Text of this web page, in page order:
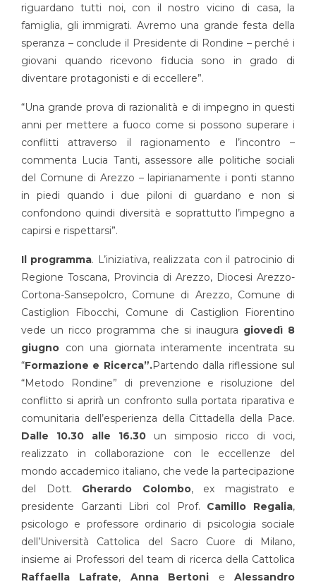
riguardano tutti noi, con il nostro vicino di casa, la
famiglia, gli immigrati. Avremo una grande festa della
speranza – conclude il Presidente di Rondine – perché i
giovani quando ricevono fiducia sono in grado di
diventare protagonisti e di eccellere”.
“Una grande prova di razionalità e di impegno in questi
anni per mettere a fuoco come si possono superare i
conflitti attraverso il ragionamento e l’incontro –
commenta Lucia Tanti, assessore alle politiche sociali
del Comune di Arezzo – lapirianamente i ponti stanno
in piedi quando i due piloni di guardano e non si
confondono quindi diversità e soprattutto l’impegno a
capirsi e rispettarsi”.
Il programma. L’iniziativa, realizzata con il patrocinio di
Regione Toscana, Provincia di Arezzo, Diocesi Arezzo-
Cortona-Sansepolcro, Comune di Arezzo, Comune di
Castiglion Fibocchi, Comune di Castiglion Fiorentino
vede un ricco programma che si inaugura giovedì 8
giugno con una giornata interamente incentrata su
“Formazione e Ricerca”.Partendo dalla riflessione sul
“Metodo Rondine” di prevenzione e risoluzione del
conflitto si aprirà un confronto sulla portata riparativa e
comunitaria dell’esperienza della Cittadella della Pace.
Dalle 10.30 alle 16.30 un simposio ricco di voci,
realizzato in collaborazione con le eccellenze del
mondo accademico italiano, che vede la partecipazione
del Dott. Gherardo Colombo, ex magistrato e
presidente Garzanti Libri col Prof. Camillo Regalia,
psicologo e professore ordinario di psicologia sociale
dell’Università Cattolica del Sacro Cuore di Milano,
insieme ai Professori del team di ricerca della Cattolica
Raffaella Lafrate, Anna Bertoni eAlessandro